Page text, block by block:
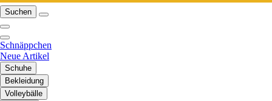
Suchen
Schnäppchen
Neue Artikel
Schuhe
Bekleidung
Volleybälle